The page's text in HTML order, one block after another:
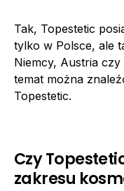
Tak, Topestetic
tylko w Polsce, ale
Niemcy, Austria
temat można
Topestetic.
Czy
zakresu